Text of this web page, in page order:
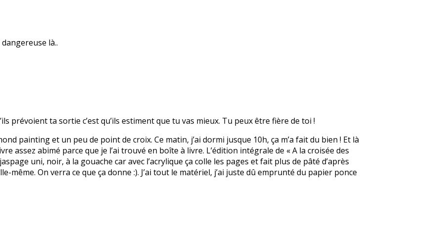
là..
prévoient ta sortie c’est qu’ils estiment que tu vas mieux. Tu peux être fière de toi !
painting et un peu de point de croix. Ce matin, j’ai dormi jusque 10h, ça m’a fait du bien ! Et là
assez abimé parce que je l’ai trouvé en boîte à livre. L’édition intégrale de « A la croisée des
uni, noir, à la gouache car avec l’acrylique ça colle les pages et fait plus de pâté d’après
même. On verra ce que ça donne :). J’ai tout le matériel, j’ai juste dû emprunté du papier ponce